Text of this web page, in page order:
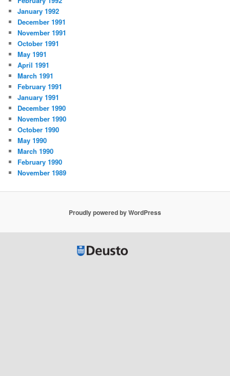
January 1992
December 1991
November 1991
October 1991
May 1991
April 1991
March 1991
February 1991
January 1991
December 1990
November 1990
October 1990
May 1990
March 1990
February 1990
November 1989
Proudly powered by WordPress